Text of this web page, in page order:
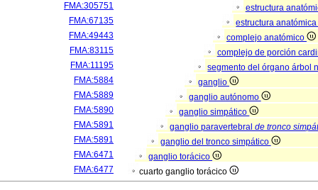
FMA:305751
estructura
FMA:67135
estructura
FMA:49443
complejo anatómico
FMA:83115
complejo de porción
FMA:11195
segmento del órgano árbol
FMA:5884
ganglio
FMA:5889
ganglio autónomo
FMA:5890
ganglio simpático
FMA:5891
ganglio paravertebral de tronco
FMA:5891
ganglio del tronco simpático
FMA:6471
ganglio torácico
FMA:6477
cuarto ganglio torácico